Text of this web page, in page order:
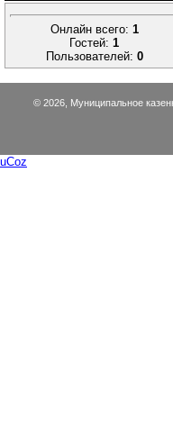
Онлайн всего: 1
Гостей: 1
Пользователей: 0
© 2026, Муниципальное
uCoz